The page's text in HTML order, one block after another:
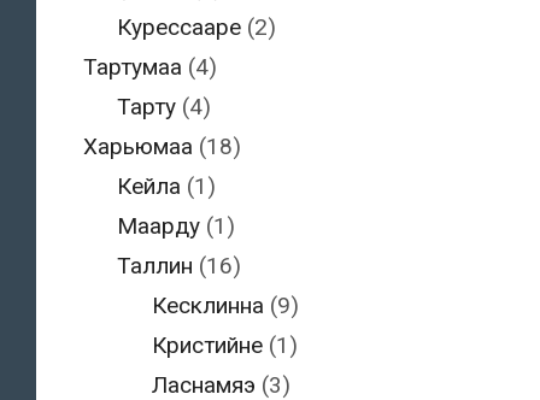
Курессааре (2)
Тартумаа (4)
Тарту (4)
Харьюмаа (18)
Кейла (1)
Маарду (1)
Таллин (16)
Кесклинна (9)
Кристийне(1)
Ласнамяэ (3)